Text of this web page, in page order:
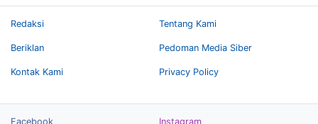
Redaksi Tentang Kami
Beriklan Pedoman Media Siber
Kontak Kami Privacy Policy
Facebook Instagram